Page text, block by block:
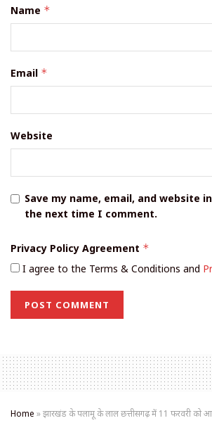
Name *
Email *
Website
Save my name, email, and website
the next time I comment.
Privacy Policy Agreement *
I agree to the Terms & Conditions and
Home »झारखंड के पलामू के लाल छत्तीसगढ़ में 11 फरवरी को